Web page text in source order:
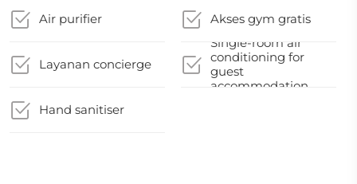
Air purifier Akses gym gratis
Layanan concierge
Single-room air
conditioning for
guest
accommodation
Hand sanitiser